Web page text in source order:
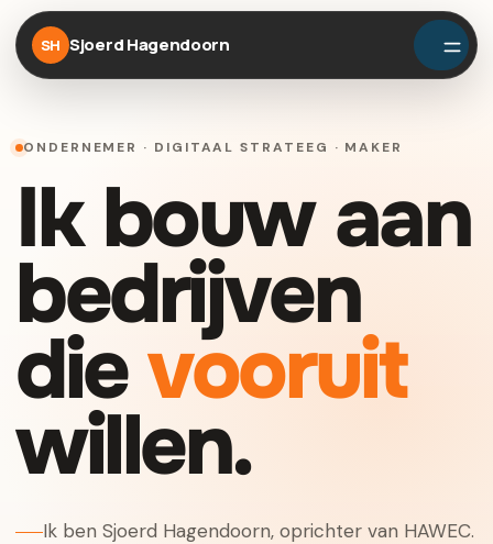
SH Sjoerd Hagendoorn
ONDERNEMER · DIGITAAL STRATEEG · MAKER
Ik bouw aan
bedrijven
dievooruit
willen.
Ik ben Sjoerd Hagendoorn, oprichter van HAWEC.